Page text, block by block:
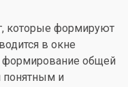
которые формируют
в окне
формирование общей
понятным и